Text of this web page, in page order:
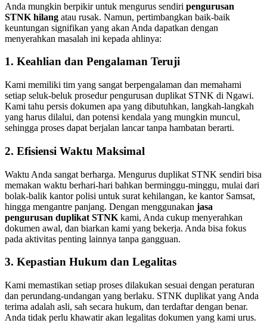
Anda mungkin berpikir untuk mengurus sendiri pengurusan
STNK hilang atau rusak. Namun, pertimbangkan baik-baik
keuntungan signifikan yang akan Anda dapatkan dengan
menyerahkan masalah ini kepada ahlinya:
1. Keahlian dan Pengalaman Teruji
Kami memiliki tim yang sangat berpengalaman dan memahami
setiap seluk-beluk prosedur pengurusan duplikat STNK di Ngawi.
Kami tahu persis dokumen apa yang dibutuhkan, langkah-langkah
yang harus dilalui, dan potensi kendala yang mungkin muncul,
sehingga proses dapat berjalan lancar tanpa hambatan berarti.
2. Efisiensi Waktu Maksimal
Waktu Anda sangat berharga. Mengurus duplikat STNK sendiri bisa
memakan waktu berhari-hari bahkan berminggu-minggu, mulai dari
bolak-balik kantor polisi untuk surat kehilangan, ke kantor Samsat,
hingga mengantre panjang. Dengan menggunakan jasa
pengurusan duplikat STNK kami, Anda cukup menyerahkan
dokumen awal, dan biarkan kami yang bekerja. Anda bisa fokus
pada aktivitas penting lainnya tanpa gangguan.
3. Kepastian Hukum dan Legalitas
Kami memastikan setiap proses dilakukan sesuai dengan peraturan
dan perundang-undangan yang berlaku. STNK duplikat yang Anda
terima adalah asli, sah secara hukum, dan terdaftar dengan benar.
Anda tidak perlu khawatir akan legalitas dokumen yang kami urus.